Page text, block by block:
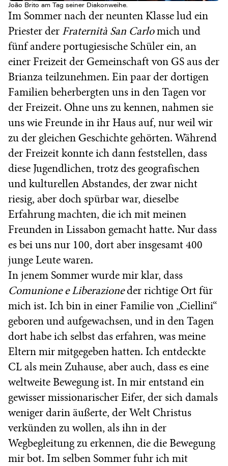
João Brito am Tag seiner Diakonweihe.
Im Sommer nach der neunten Klasse lud ein
Priester der Fraternità San Carlomich und
fünf andere portugiesische Schüler ein, an
einer Freizeit der Gemeinschaft von GS aus der
Brianza teilzunehmen. Ein paar der dortigen
Familien beherbergten uns in den Tagen vor
der Freizeit. Ohne uns zu kennen, nahmen sie
uns wie Freunde in ihr Haus auf, nur weil wir
zu der gleichen Geschichte gehörten. Während
der Freizeit konnte ich dann feststellen, dass
diese Jugendlichen, trotz des geografischen
und kulturellen Abstandes, der zwar nicht
riesig, aber doch spürbar war, dieselbe
Erfahrung machten, die ich mit meinen
Freunden in Lissabon gemacht hatte. Nur dass
es bei uns nur 100, dort aber insgesamt 400
junge Leute waren.
In jenem Sommer wurde mir klar, dass
Comunione e Liberazioneder richtige Ort für
mich ist. Ich bin in einer Familie von „Ciellini“
geboren und aufgewachsen, und in den Tagen
dort habe ich selbst das erfahren, was meine
Eltern mir mitgegeben hatten. Ich entdeckte
CL als mein Zuhause, aber auch, dass es eine
weltweite Bewegung ist. In mir entstand ein
gewisser missionarischer Eifer, der sich damals
weniger darin äußerte, der Welt Christus
verkünden zu wollen, als ihn in der
Wegbegleitung zu erkennen, die die Bewegung
mir bot. Im selben Sommer fuhr ich mit